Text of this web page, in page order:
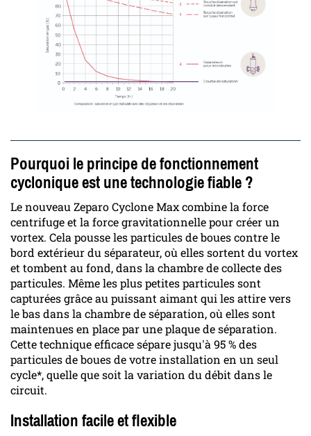
Pourquoi le principe de fonctionnement
cyclonique est une technologie fiable ?
Le nouveau Zeparo Cyclone Max combine la force
centrifuge et la force gravitationnelle pour créer un
vortex. Cela pousse les particules de boues contre le
bord extérieur du séparateur, où elles sortent du vortex
et tombent au fond, dans la chambre de collecte des
particules. Même les plus petites particules sont
capturées grâce au puissant aimant qui les attire vers
le bas dans la chambre de séparation, où elles sont
maintenues en place par une plaque de séparation.
Cette technique efficace sépare jusqu'à 95 % des
particules de boues de votre installation en un seul
cycle*, quelle que soit la variation du débit dans le
circuit.
Installation facile et flexible